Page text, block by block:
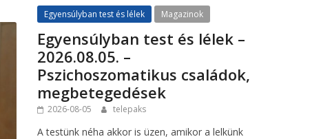
Egyensúlyban test és lélek Magazinok
Egyensúlyban test és lélek –
2026.08.05. –
Pszichoszomatikus családok,
megbetegedések
2026-08-05 telepaks
A testünk néha akkor is üzen, amikor a lelkünk